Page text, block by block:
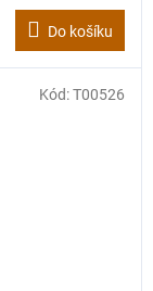
Do košíku
Kód:T00526